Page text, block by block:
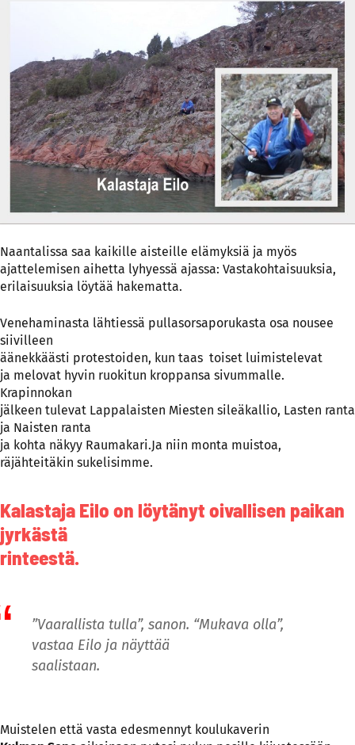
Naantalissa saa kaikille aisteille elämyksiä ja myös
ajattelemisen aihetta lyhyessä ajassa: Vastakohtaisuuksia,
erilaisuuksia löytää hakematta.
Venehaminasta lähtiessä pullasorsaporukasta osa nousee
siivilleen
äänekkäästi protestoiden, kun taas toiset luimistelevat
ja melovat hyvin ruokitun kroppansa sivummalle.
Krapinnokan
jälkeen tulevat Lappalaisten Miesten sileäkallio, Lasten ranta
ja Naisten ranta
ja kohta näkyy Raumakari.Ja niin monta muistoa,
räjähteitäkin sukelisimme.
Kalastaja Eilo on löytänyt oivallisen paikan
jyrkästä
rinteestä.
”Vaarallista tulla”, sanon. “Mukava olla”,
vastaa Eilo ja näyttää
saalistaan.
Muistelen että vasta edesmennyt koulukaverin